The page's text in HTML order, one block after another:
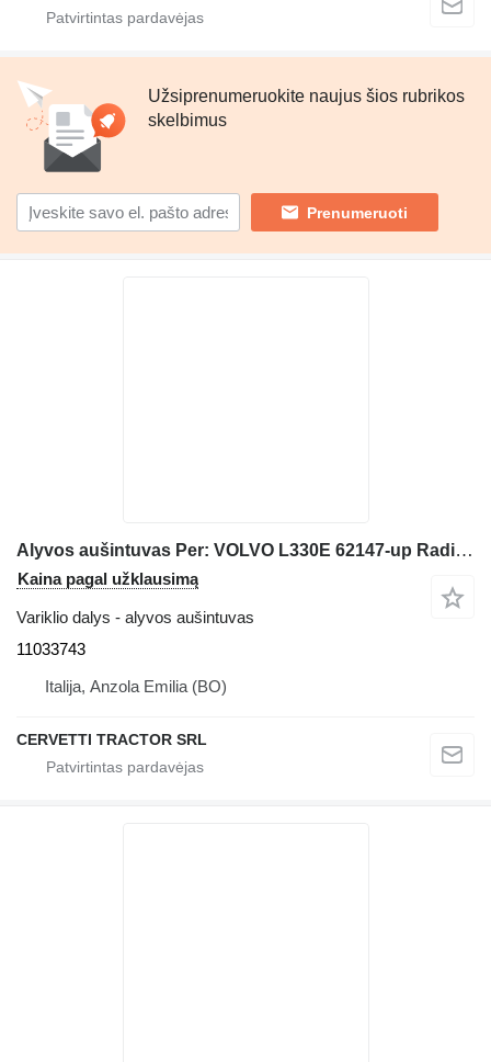
Užsiprenumeruokite naujus šios rubrikos
skelbimus
Prenumeruoti
Alyvos aušintuvas Per: VOLVO L330E 62147-up Radiatore 11033743 frontalinio krautuvo Volvo L330E 62147-up
Kaina pagal užklausimą
Variklio dalys - alyvos aušintuvas
11033743
Italija, Anzola Emilia (BO)
CERVETTI TRACTOR SRL